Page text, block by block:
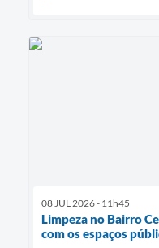
08 JUL 2026 - 11h45
Limpeza no Bairro
com os espaços